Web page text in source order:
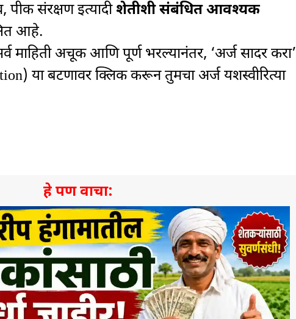
पीक संरक्षण इत्यादीशेतीशी संबंधित आवश्यक
आहे.
माहिती अचूक आणि पूर्ण भरल्यानंतर, ‘अर्ज सादर करा’
या बटणावर क्लिक करून तुमचा अर्ज यशस्वीरित्या
हे पण वाचा: